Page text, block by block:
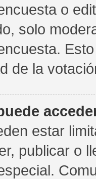
o
solo
de la
estar
publicar o